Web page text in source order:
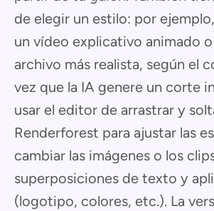
de elegir un estilo: por
un vídeo explicativo animado
archivo más realista, según el
vez que la IA genere un corte
usar el editor de arrastrar y
Renderforest para ajustar las
cambiar las imágenes o los
superposiciones de texto y
(logotipo, colores, etc.). La